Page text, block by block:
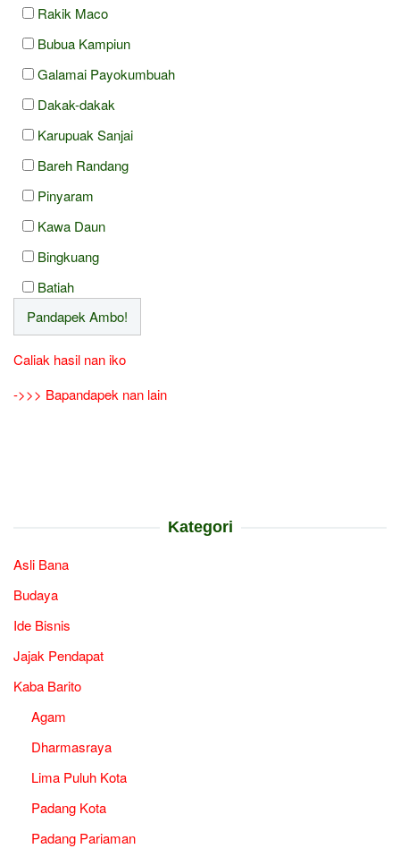
Rakik Maco
Bubua Kampiun
Galamai Payokumbuah
Dakak-dakak
Karupuak Sanjai
Bareh Randang
Pinyaram
Kawa Daun
Bingkuang
Batiah
Caliak hasil nan iko
->>> Bapandapek nan lain
Kategori
Asli Bana
Budaya
Ide Bisnis
Jajak Pendapat
Kaba Barito
Agam
Dharmasraya
Lima Puluh Kota
Padang Kota
Padang Pariaman